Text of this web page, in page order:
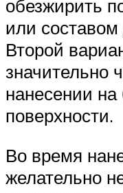
обезжирить
или
Второй
значительно
нанесении
поверхности.
Во время
желательно